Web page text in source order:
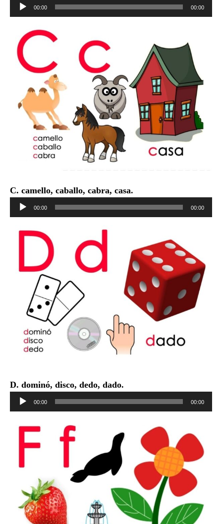
Reproductor
de
audio
00:00 00:00
C. camello, caballo, cabra, casa.
Reproductor
de
audio
00:00 00:00
D. dominó, disco, dedo, dado.
Reproductor
de
audio
00:00 00:00